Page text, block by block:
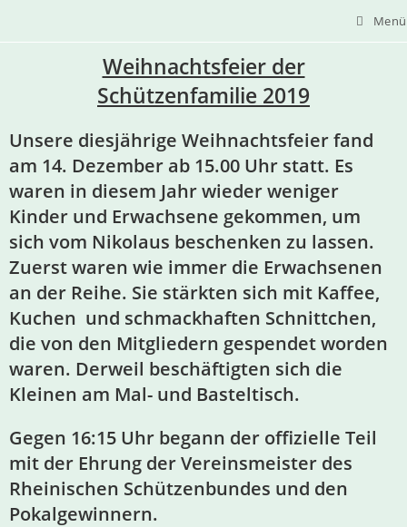
Menü
Weihnachtsfeier der
Schützenfamilie 2019
Unsere diesjährige Weihnachtsfeier fand
am 14. Dezember ab 15.00 Uhr statt. Es
waren in diesem Jahr wieder weniger
Kinder und Erwachsene gekommen, um
sich vom Nikolaus beschenken zu lassen.
Zuerst waren wie immer die Erwachsenen
an der Reihe. Sie stärkten sich mit Kaffee,
Kuchen und schmackhaften Schnittchen,
die von den Mitgliedern gespendet worden
waren. Derweil beschäftigten sich die
Kleinen am Mal- und Basteltisch.
Gegen 16:15 Uhr begann der offizielle Teil
mit der Ehrung der Vereinsmeister des
Rheinischen Schützenbundes und den
Pokalgewinnern.